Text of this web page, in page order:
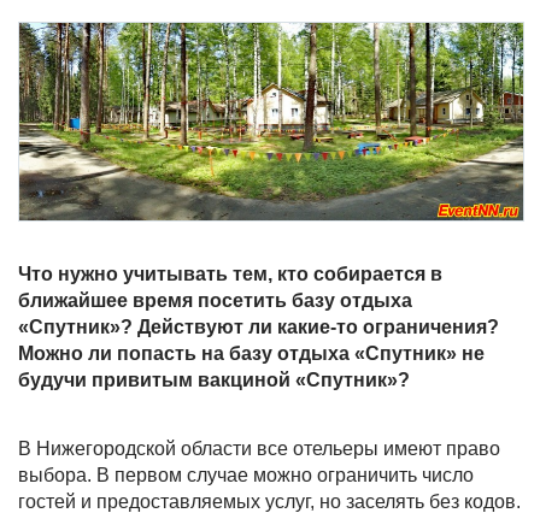
Что нужно учитывать тем, кто собирается в
ближайшее время посетить базу отдыха
«Спутник»? Действуют ли какие-то ограничения?
Можно ли попасть на базу отдыха «Спутник» не
будучи привитым вакциной «Спутник»?
В Нижегородской области все отельеры имеют право
выбора. В первом случае можно ограничить число
гостей и предоставляемых услуг, но заселять без кодов.